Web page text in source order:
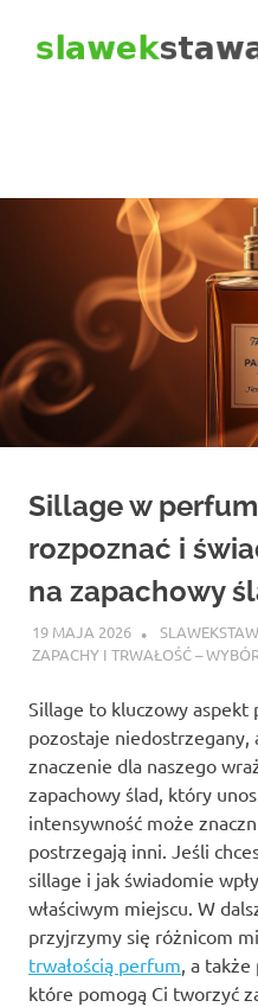
Sillage w
rozpoznać i
na zapachowy
19 MAJA 2026
ZAPACHY I TRWAŁOŚĆ –
Sillage to kluczowy
pozostaje niedostrzegany,
znaczenie dla naszego
zapachowy ślad, który
intensywność może
postrzegają inni. Jeśli
sillage i jak świadomie
właściwym miejscu. W
przyjrzymy się różnicom
trwałością perfum, a
które pomogą Ci tworzyć